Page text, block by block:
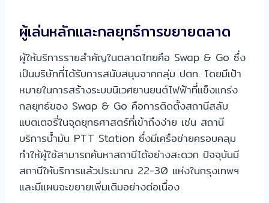
ผู้เล่นหลักและกลยุทธ์การขยายตลาด
ผู้ให้บริการรายสำคัญในตลาดไทยคือ Swap & Go ซึ่ง
เป็นบริษัทที่ได้รับการสนับสนุนจากกลุ่ม ปตท. โดยมีเป้า
หมายในการสร้างระบบนิเวศยานยนต์ไฟฟ้าที่แข็งแกร่ง
กลยุทธ์ของ Swap & Go คือการติดตั้งสถานีสลับ
แบตเตอรี่ในจุดยุทธศาสตร์ที่เข้าถึงง่าย เช่น สถานี
บริการน้ำมัน PTT Station ซึ่งมีเครือข่ายครอบคลุม
ทำให้ผู้ใช้สามารถค้นหาสถานีได้อย่างสะดวก ปัจจุบันมี
สถานีให้บริการแล้วประมาณ 22-30 แห่งในกรุงเทพฯ
และมีแผนจะขยายเพิ่มเติมอย่างต่อเนื่อง